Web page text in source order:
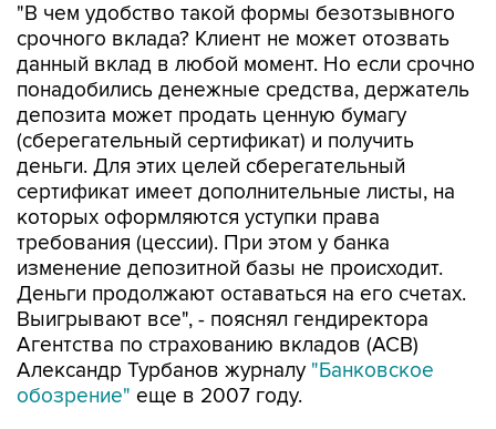
"В чем удобство такой формы безотзывного
срочного вклада? Клиент не может отозвать
данный вклад в любой момент. Но если срочно
понадобились денежные средства, держатель
депозита может продать ценную бумагу
(сберегательный сертификат) и получить
деньги. Для этих целей сберегательный
сертификат имеет дополнительные листы, на
которых оформляются уступки права
требования (цессии). При этом у банка
изменение депозитной базы не происходит.
Деньги продолжают оставаться на его счетах.
Выигрывают все", - пояснял гендиректора
Агентства по страхованию вкладов (АСВ)
Александр Турбанов журналу "Банковское
обозрение" еще в 2007 году.